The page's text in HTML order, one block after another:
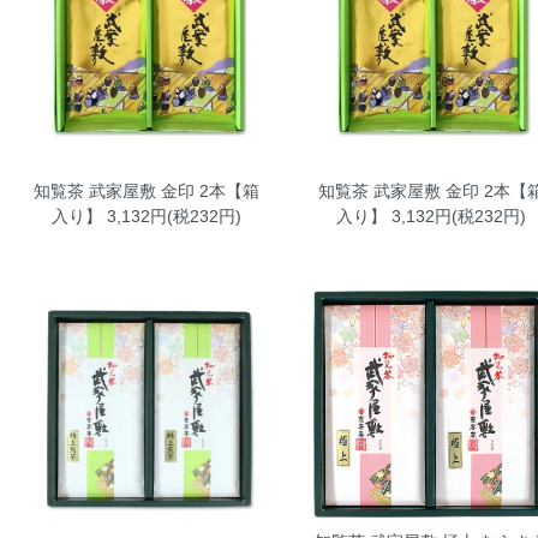
知覧茶 武家屋敷 金印 2本【箱
入り】
3,132円(税232円)
知覧茶 武家屋敷 金印 2本【
入り】
3,132円(税232円)